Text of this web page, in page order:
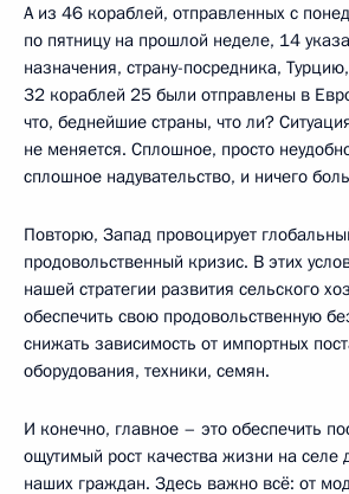
А из 46 кораблей, отправленных с
по пятницу на прошлой неделе, 14
назначения, страну-посредника,
32 кораблей 25 были отправлены в
что, беднейшие страны, что ли?
не меняется. Сплошное, просто
сплошное надувательство, и ничего
Повторю, Запад провоцирует
продовольственный кризис. В этих
нашей стратегии развития сельского
обеспечить свою продовольственную
снижать зависимость от импортных
оборудования, техники, семян.
И конечно, главное – это обеспечить
ощутимый рост качества жизни на селе
наших граждан. Здесь важно всё: от